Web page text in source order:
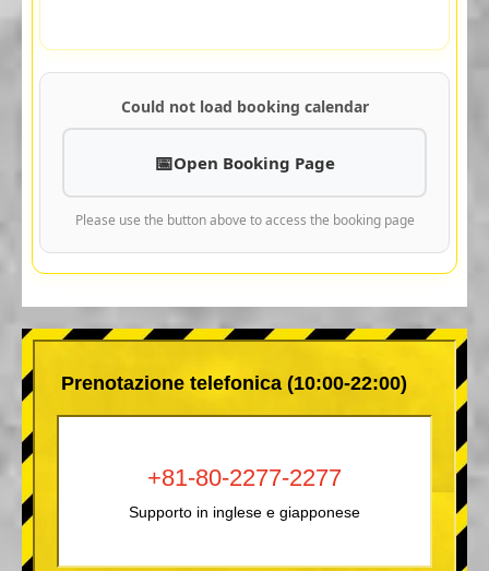
Could not load booking calendar
Open Booking Page
Please use the button above to access the booking page
Prenotazione telefonica (10:00-22:00)
+81-80-2277-2277
Supporto in inglese e giapponese